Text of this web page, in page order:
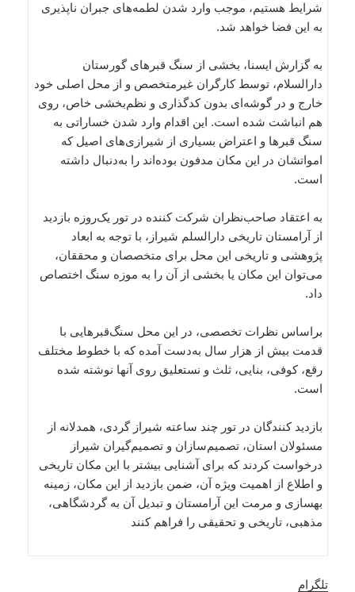
شرایط هستیم، موجب وارد شدن لطمه‌های جبران ناپذیری
به این فضا خواهد شد.
به گزارش ایسنا، بخشی از سنگ قبرهای گورستان
دارالسلام، توسط کارگران غیرمتخصص و از محل اصلی خود
خارج و در گوشه‌ای بدون کدگذاری و نظم‌بخشی خاص، روی
هم انباشت شده است. این اقدام وارد شدن خساراتی به
سنگ قبرها و اعتراض بسیاری از شیرازی‌های اصیل که
امواتشان در این مکان مدفون بوده‌اند را به‌دنبال داشته
است.
به اعتقاد صاحب‌نظران شرکت کننده در تور یک‌روزه بازدید
از آرامستان تاریخی دارالسلم شیراز، با توجه به ابعاد
پژوهشی و تاریخی این محل برای متخصصان و محققان،
می‌توان این مکان یا بخشی از آن را به موزه سنگ اختصاص
داد.
براساس نظرات تخصصی، در این محل سنگ‌قبرهایی با
قدمت بیش از هزار سال به‌دست آمده که با خطوط مختلف
رقع، کوفی، بنایی، ثلث و نستعلیق روی آنها نوشته شده
است.
بازدید کنندگان در تور چند ساعته شیراز گردی، همدلانه از
مسئولان استان، تصمیم‌سازان و تصمیم‌گیران شیراز
درخواست کردند که برای آشنایی بیشتر با این مکان تاریخی
و اطلاع از اهمیت ویژه آن، ضمن بازدید از این مکان، زمینه
بهسازی و مرمت این آرامستان و تبدیل آن به گردشگاهی،
مذهبی، تاریخی و تحقیقی را فراهم کنند
تلگرام